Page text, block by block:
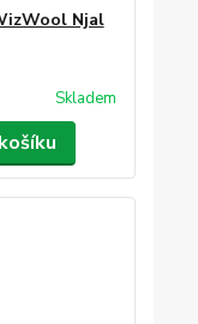
Njal
Skladem